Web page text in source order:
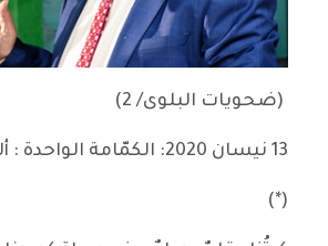
(ضحويات البلوى/ 2)
13 نيسان 2020: الكمّامة الواحدة : ألف دينار
(*)